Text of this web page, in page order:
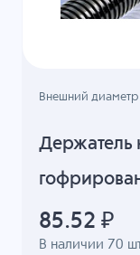
Держатель
В наличии 70
Внешний
85.52 ₽